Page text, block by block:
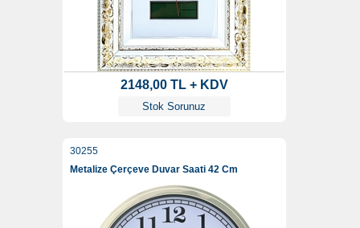
2148,00 TL + KDV
Stok Sorunuz
30255
Metalize Çerçeve Duvar Saati 42 Cm